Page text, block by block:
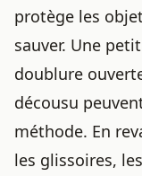
protège les
sauver. Une
doublure
décousu
méthode. En
les glissoires,